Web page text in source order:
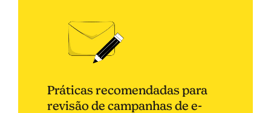
Práticas recomendadas para
revisão de campanhas de e-